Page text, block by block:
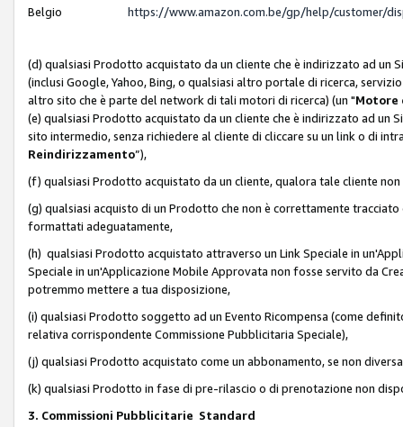
Belgio
https://www.amazon.com.be/gp/help/customer/
(d) qualsiasi Prodotto acquistato da un cliente che è indirizzato ad un
(inclusi Google, Yahoo, Bing, o qualsiasi altro portale di ricerca,
altro sito che è parte del network di tali motori di ricerca) (un "Motore
(e) qualsiasi Prodotto acquistato da un cliente che è indirizzato ad un
sito intermedio, senza richiedere al cliente di cliccare su un link o di
Reindirizzamento”),
(f) qualsiasi Prodotto acquistato da un cliente, qualora tale cliente
(g) qualsiasi acquisto di un Prodotto che non è correttamente
formattati adeguatamente,
(h) qualsiasi Prodotto acquistato attraverso un Link Speciale in
Speciale in un'Applicazione Mobile Approvata non fosse servito da
potremmo mettere a tua disposizione,
(i) qualsiasi Prodotto soggetto ad un Evento Ricompensa (come
relativa corrispondente Commissione Pubblicitaria Speciale),
(j) qualsiasi Prodotto acquistato come un abbonamento, se non
(k) qualsiasi Prodotto in fase di pre-rilascio o di prenotazione non
3. Commissioni Pubblicitarie Standard